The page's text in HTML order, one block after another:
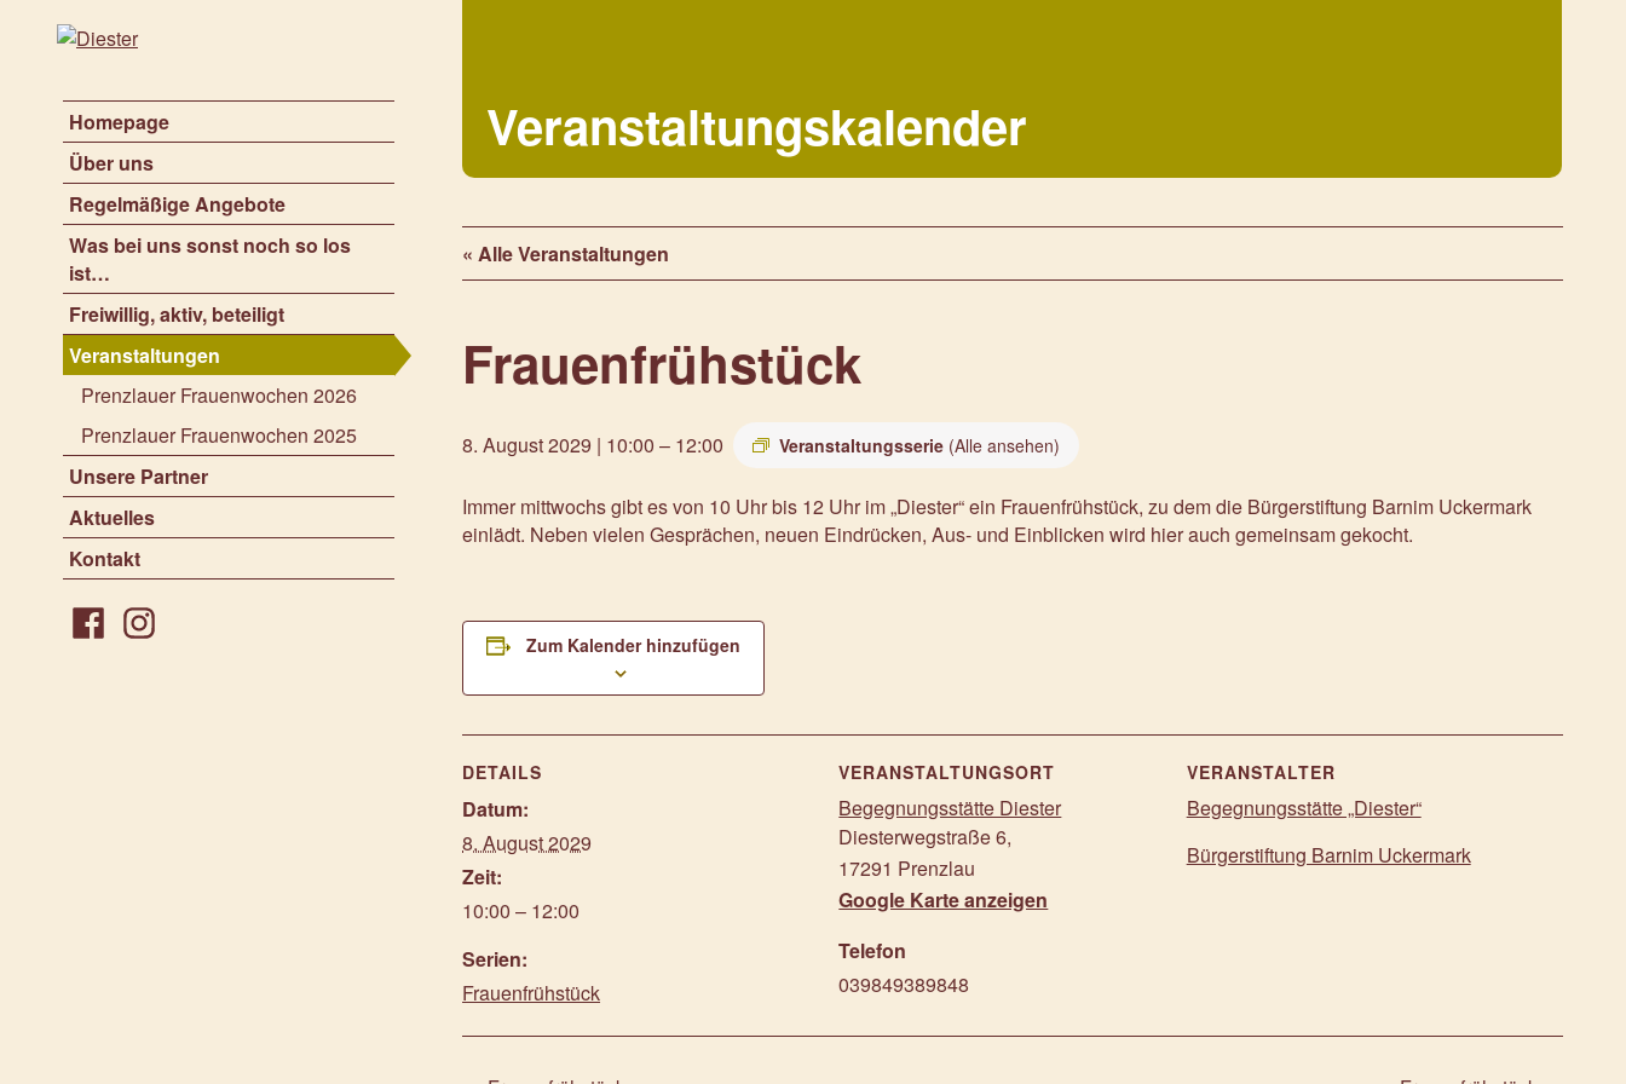
Homepage
Über uns
Regelmäßige Angebote
Was bei uns sonst noch so los
ist…
Freiwillig, aktiv, beteiligt
Veranstaltungen
Prenzlauer Frauenwochen 2026
Prenzlauer Frauenwochen 2025
Unsere Partner
Aktuelles
Kontakt
Veranstaltungskalender
« Alle Veranstaltungen
Frauenfrühstück
8. August 2029 | 10:00 – 12:00 Veranstaltungsserie (Alle ansehen)
Immer mittwochs gibt es von 10 Uhr bis 12 Uhr im „Diester“ ein Frauenfrühstück, zu dem die Bürgerstiftung Barnim Uckermark
einlädt. Neben vielen Gesprächen, neuen Eindrücken, Aus- und Einblicken wird hier auch gemeinsam gekocht.
Zum Kalender hinzufügen
DETAILS
Datum:
8. August 2029
Zeit:
10:00 – 12:00
Serien:
Frauenfrühstück
VERANSTALTUNGSORT
Begegnungsstätte Diester
Diesterwegstraße 6,
17291 Prenzlau
Google Karte anzeigen
Telefon
039849389848
VERANSTALTER
Begegnungsstätte „Diester“
Bürgerstiftung Barnim Uckermark